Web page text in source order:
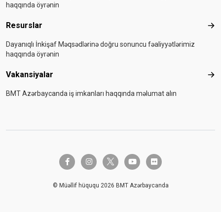
haqqında öyrənin
Resurslar
Dayanıqlı İnkişaf Məqsədlərinə doğru sonuncu fəaliyyətlərimiz
haqqında öyrənin
Vakansiyalar
BMT Azərbaycanda iş imkanları haqqında məlumat alın
facebook-finstagramtwitter-x youtube flickr
© Müəllif hüququ 2026 BMT Azərbaycanda